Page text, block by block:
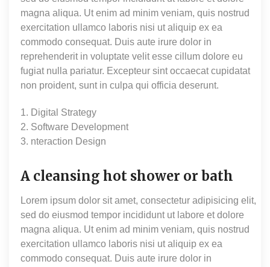
magna aliqua. Ut enim ad minim veniam, quis nostrud
exercitation ullamco laboris nisi ut aliquip ex ea
commodo consequat. Duis aute irure dolor in
reprehenderit in voluptate velit esse cillum dolore eu
fugiat nulla pariatur. Excepteur sint occaecat cupidatat
non proident, sunt in culpa qui officia deserunt.
1. Digital Strategy
2. Software Development
3. nteraction Design
A cleansing hot shower or bath
Lorem ipsum dolor sit amet, consectetur adipisicing elit,
sed do eiusmod tempor incididunt ut labore et dolore
magna aliqua. Ut enim ad minim veniam, quis nostrud
exercitation ullamco laboris nisi ut aliquip ex ea
commodo consequat. Duis aute irure dolor in